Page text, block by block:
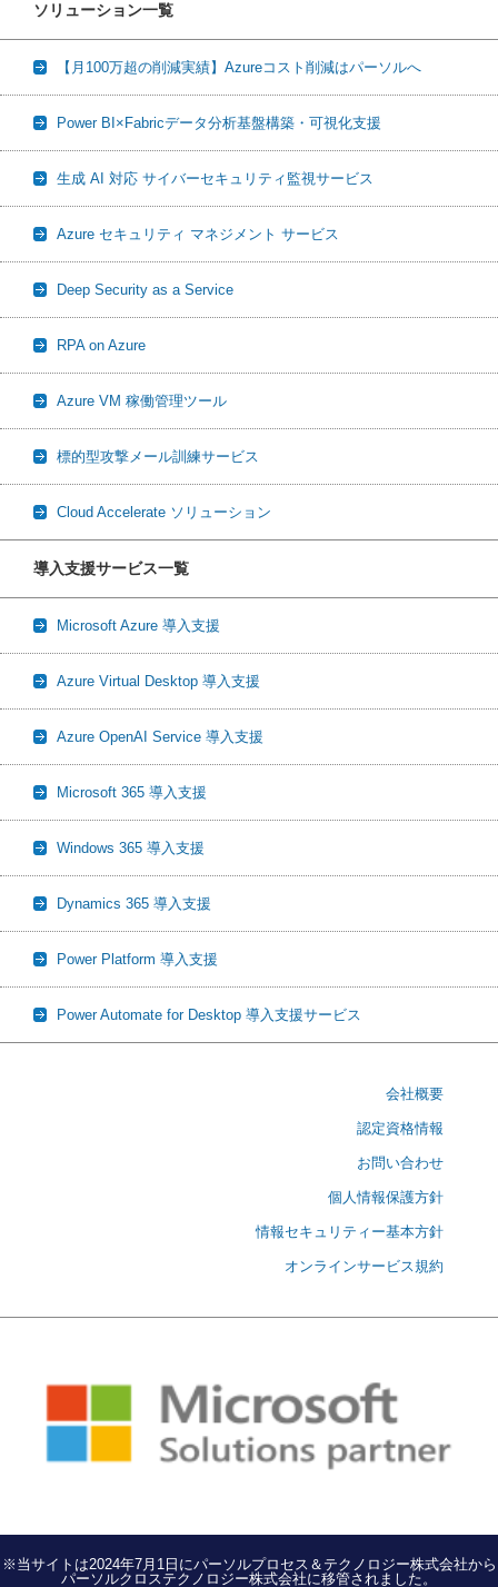
ソリューション一覧
【月100万超の削減実績】Azureコスト削減はパーソルへ
Power BI×Fabricデータ分析基盤構築・可視化支援
生成 AI 対応 サイバーセキュリティ監視サービス
Azure セキュリティ マネジメント サービス
Deep Security as a Service
RPA on Azure
Azure VM 稼働管理ツール
標的型攻撃メール訓練サービス
Cloud Accelerate ソリューション
導入支援サービス一覧
Microsoft Azure 導入支援
Azure Virtual Desktop 導入支援
Azure OpenAI Service 導入支援
Microsoft 365 導入支援
Windows 365 導入支援
Dynamics 365 導入支援
Power Platform 導入支援
Power Automate for Desktop 導入支援サービス
会社概要
認定資格情報
お問い合わせ
個人情報保護方針
情報セキュリティー基本方針
オンラインサービス規約
※当サイトは2024年7月1日にパーソルプロセス＆テクノロジー株式会社から
パーソルクロステクノロジー株式会社に移管されました。